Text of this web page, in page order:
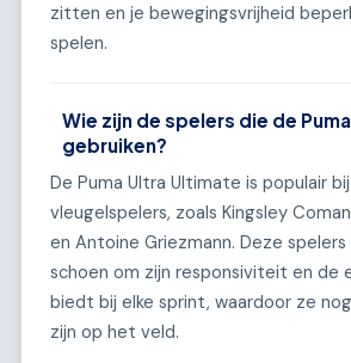
zitten en je bewegingsvrijheid
spelen.
Wie zijn de spelers die de
gebruiken?
De Puma Ultra Ultimate is populair
vleugelspelers, zoals Kingsley
en Antoine Griezmann. Deze
schoen om zijn responsiviteit en de
biedt bij elke sprint, waardoor ze
zijn op het veld.